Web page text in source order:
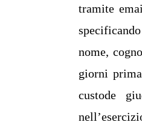
tramite
nome,
giorni
custode